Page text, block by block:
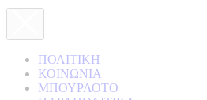
ΠΟΛΙΤΙΚΗ
ΚΟΙΝΩΝΙΑ
ΜΠΟΥΡΛΟΤΟ